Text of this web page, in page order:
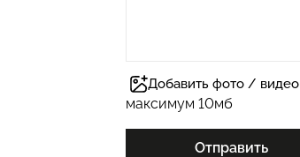
Добавить фото / видео
максимум 10мб
Отправить